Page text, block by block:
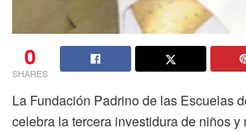
0
SHARES
La Fundación Padrino de las Escuelas
celebra la tercera investidura de niños y